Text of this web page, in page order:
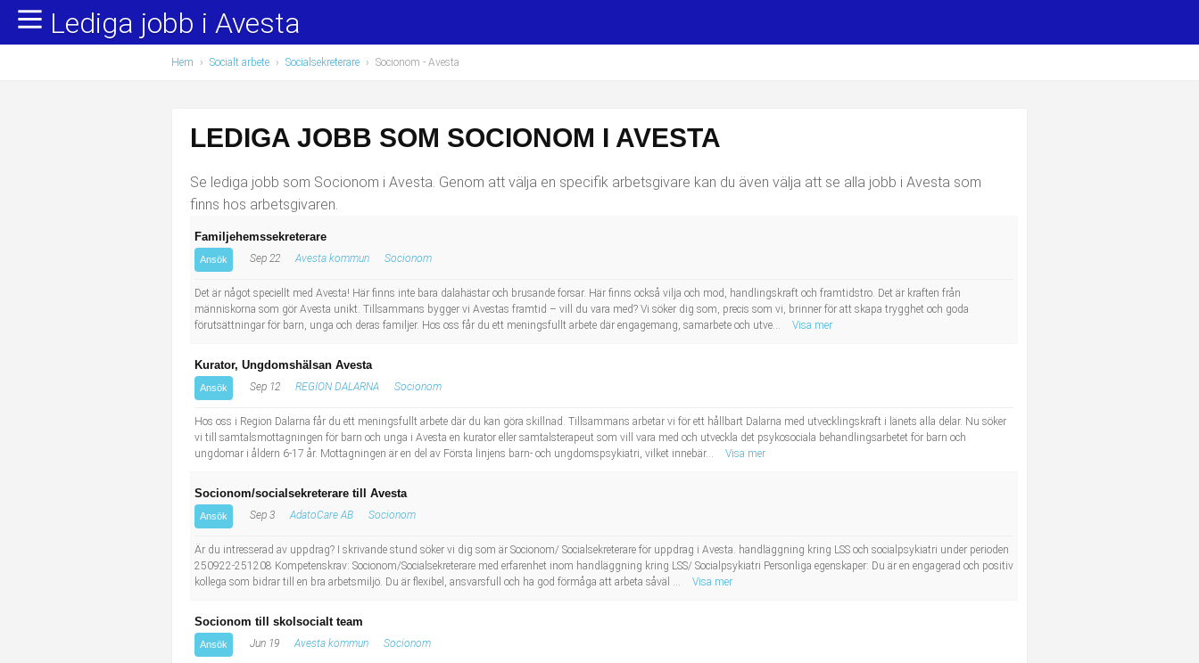
Yrkesområden
Administration, ekonomi, juridik
Försäljning, inköp, marknadsföring
Hotell, restaurang, storhushåll
Installation, drift, underhåll
Kropps- och skönhetsvård
Populära jobb
Undersköterska, hemtjänst och äldreboende
Lärare i förskola/Förskollärare
Bussförare/Busschaufför
Behandlingsassistent/Socialpedagog
Tidningsbud/Tidningsdistributör
Lärare i fritidshem/Fritidspedagog
Taxiförare/Taxichaufför
Lediga jobb i Avesta
Hem › Socialt arbete › Socialsekreterare › Socionom - Avesta
LEDIGA JOBB SOM SOCIONOM I AVESTA
Se lediga jobb som Socionom i Avesta. Genom att välja en specifik arbetsgivare kan du även välja att se alla jobb i Avesta som
finns hos arbetsgivaren.
Familjehemssekreterare
Ansök Sep 22 Avesta kommun Socionom
Det är något speciellt med Avesta! Här finns inte bara dalahästar och brusande forsar. Här finns också vilja och mod, handlingskraft och framtidstro. Det är kraften från
människorna som gör Avesta unikt. Tillsammans bygger vi Avestas framtid – vill du vara med? Vi söker dig som, precis som vi, brinner för att skapa trygghet och goda
förutsättningar för barn, unga och deras familjer. Hos oss får du ett meningsfullt arbete där engagemang, samarbete och utve...
Visa mer
Kurator, Ungdomshälsan Avesta
Ansök Sep 12 REGION DALARNA Socionom
Hos oss i Region Dalarna får du ett meningsfullt arbete där du kan göra skillnad. Tillsammans arbetar vi för ett hållbart Dalarna med utvecklingskraft i länets alla delar. Nu söker
vi till samtalsmottagningen för barn och unga i Avesta en kurator eller samtalsterapeut som vill vara med och utveckla det psykosociala behandlingsarbetet för barn och
ungdomar i åldern 6-17 år. Mottagningen är en del av Första linjens barn- och ungdomspsykiatri, vilket innebär...
Visa mer
Socionom/socialsekreterare till Avesta
Ansök Sep 3 AdatoCare AB Socionom
Är du intresserad av uppdrag? I skrivande stund söker vi dig som är Socionom/ Socialsekreterare för uppdrag i Avesta. handläggning kring LSS och socialpsykiatri under perioden
250922-251208 Kompetenskrav: Socionom/Socialsekreterare med erfarenhet inom handläggning kring LSS/ Socialpsykiatri Personliga egenskaper: Du är en engagerad och positiv
kollega som bidrar till en bra arbetsmiljö. Du är flexibel, ansvarsfull och ha god förmåga att arbeta såväl ...
Visa mer
Socionom till skolsocialt team
Ansök Jun 19 Avesta kommun Socionom